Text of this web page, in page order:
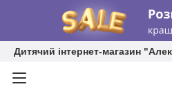
Дитячий інтернет-магазин